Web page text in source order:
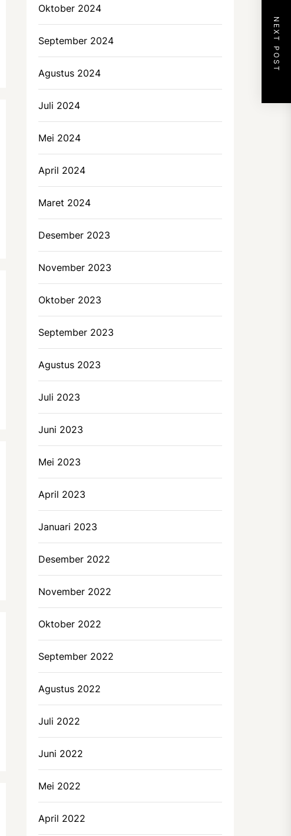
NEXT POST
Oktober 2024
September 2024
Agustus 2024
Juli 2024
Mei 2024
April 2024
Maret 2024
Desember 2023
November 2023
Oktober 2023
September 2023
Agustus 2023
Juli 2023
Juni 2023
Mei 2023
April 2023
Januari 2023
Desember 2022
November 2022
Oktober 2022
September 2022
Agustus 2022
Juli 2022
Juni 2022
Mei 2022
April 2022